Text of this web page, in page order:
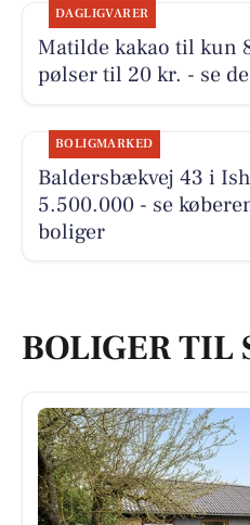
DAGLIGVARER
Matilde kakao til kun
pølser til 20 kr. - se
BOLIGMARKED
Baldersbækvej 43 i
5.500.000 - se
boliger
BOLIGER TIL